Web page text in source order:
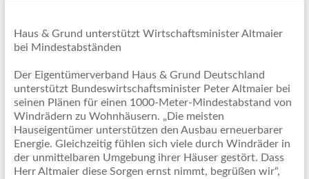
Haus & Grund unterstützt Wirtschaftsminister Altmaier
bei Mindestabständen
Der Eigentümerverband Haus & Grund Deutschland
unterstützt Bundeswirtschaftsminister Peter Altmaier bei
seinen Plänen für einen 1000-Meter-Mindestabstand von
Windrädern zu Wohnhäusern. „Die meisten
Hauseigentümer unterstützen den Ausbau erneuerbarer
Energie. Gleichzeitig fühlen sich viele durch Windräder in
der unmittelbaren Umgebung ihrer Häuser gestört. Dass
Herr Altmaier diese Sorgen ernst nimmt, begrüßen wir“,